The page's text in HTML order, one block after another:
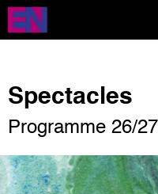
Aller
contenu
Spectacles
Programme 26/27